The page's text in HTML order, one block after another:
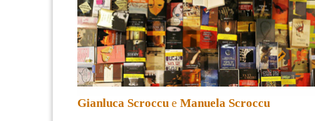
Gianluca Scroccu e Manuela Scroccu